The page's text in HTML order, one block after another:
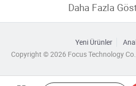
Daha Fazla
Yeni Ürünler
Copyright © 2026 Focus Technology